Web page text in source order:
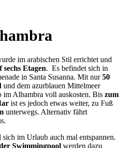
– Katalonien – Spanien
im arabischen Stil errichtet und
Etagen. Es befindet sich in
in Santa Susanna. Mit nur 50
und dem azurblauen Mittelmeer
Alhambra voll auskosten. Bis zum
ist es jedoch etwas weiter, zu Fuß
unterwegs. Alternativ fährt
im Urlaub auch mal entspannen.
Swimmingpool werden dazu